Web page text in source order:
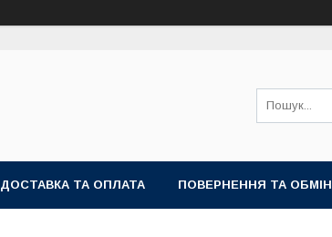
ДОСТАВКА ТА ОПЛАТА ПОВЕРНЕННЯ ТА ОБМІН